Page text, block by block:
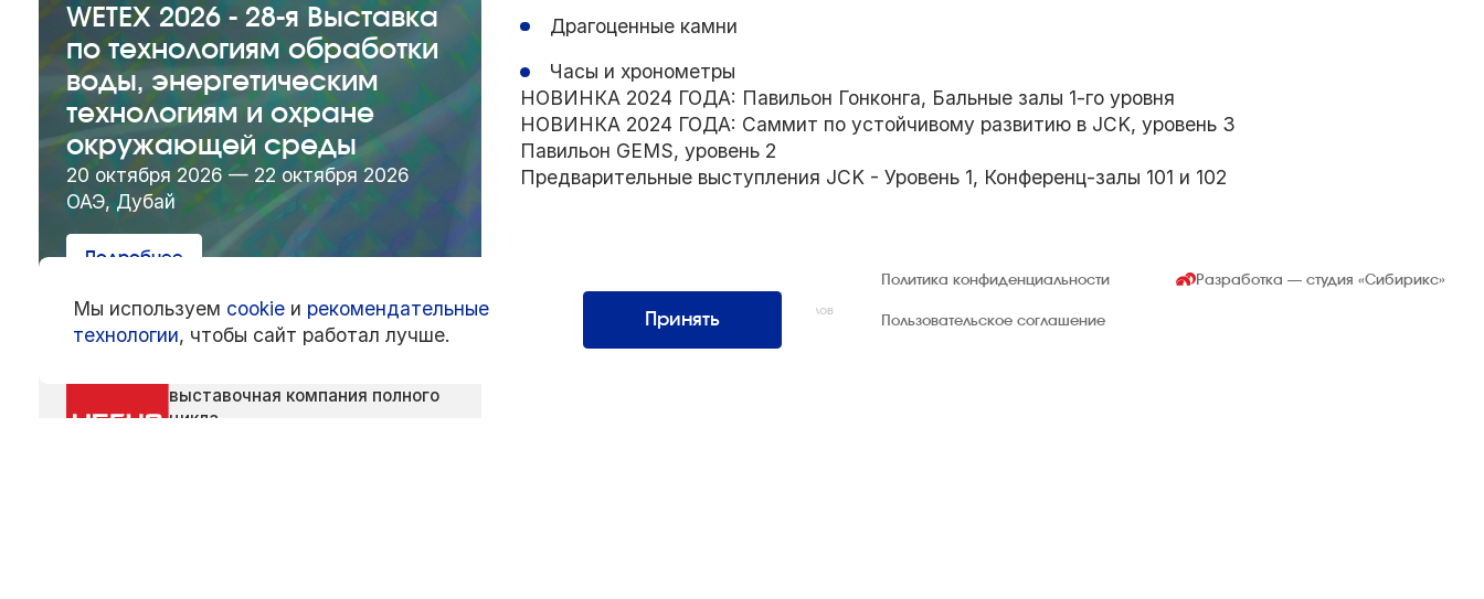
WETEX 2026 - 28-я Выставка
по технологиям обработки
воды, энергетическим
технологиям и охране
окружающей среды
20 октября 2026 — 22 октября 2026
ОАЭ, Дубай
Подробнее
ООО «Негус Экспо Интернэшнл»
выставочная компания полного
цикла
Драгоценные камни
Часы и хронометры
НОВИНКА 2024 ГОДА: Павильон Гонконга, Бальные залы 1-го уровня
НОВИНКА 2024 ГОДА: Саммит по устойчивому развитию в JCK, уровень 3
Павильон GEMS, уровень 2
Предварительные выступления JCK - Уровень 1, Конференц-залы 101 и 102
Интернэшнл»
Все права защищены. Использование материалов
возможно только со ссылкой на источник.
Политика конфиденциальности
Пользовательское соглашение
Разработка — студия«Сибирикс»
Мы используем cookie и рекомендательные
технологии, чтобы сайт работал лучше.
Принять